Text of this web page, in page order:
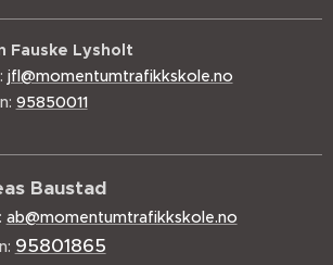
Fauske Lysholt
jfl@momentumtrafikkskole.no
95850011
Baustad
ab@momentumtrafikkskole.no
95801865